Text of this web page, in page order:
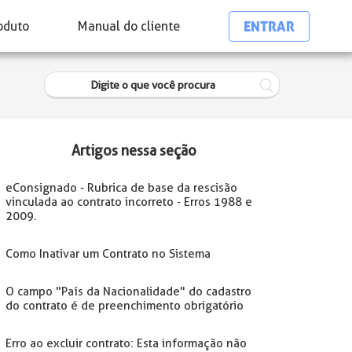
Manual do cliente ENTRAR
Artigos nessa seção
eConsignado - Rubrica de base da rescisão
vinculada ao contrato incorreto - Erros 1988 e
2009.
Como Inativar um Contrato no Sistema
O campo "País da Nacionalidade" do cadastro
do contrato é de preenchimento obrigatório
Erro ao excluir contrato: Esta informação não